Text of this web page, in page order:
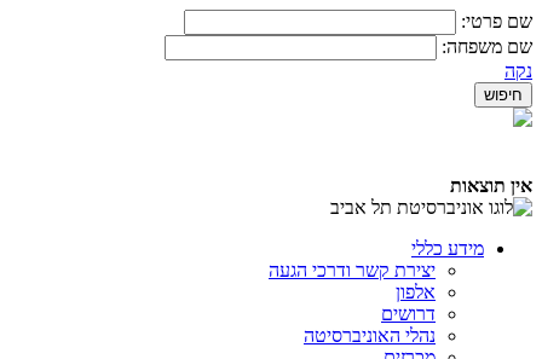
שם פרטי:
שם משפחה:
נקה
אין תוצאות
מידע כללי
יצירת קשר ודרכי הגעה
אלפון
דרושים
נהלי האוניברסיטה